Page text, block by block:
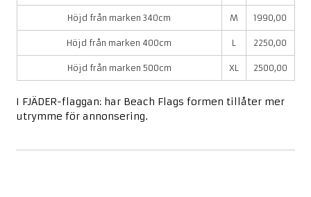
Höjd från marken 340cm M 1990,00
Höjd från marken 400cm L 2250,00
Höjd från marken 500cm XL 2500,00
I FJÄDER-flaggan: har Beach Flags formen tillåter mer
utrymme för annonsering.